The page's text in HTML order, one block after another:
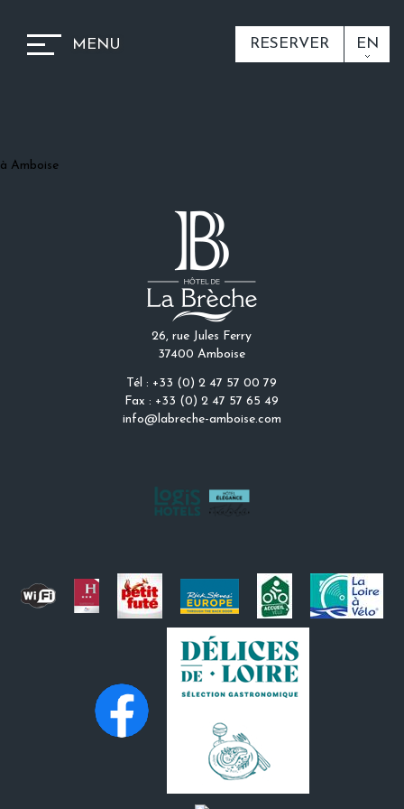
MENU RESERVER EN
à Amboise
26, rue Jules Ferry
37400 Amboise
Tél : +33 (0) 2 47 57 00 79
Fax : +33 (0) 2 47 57 65 49
info@labreche-amboise.com